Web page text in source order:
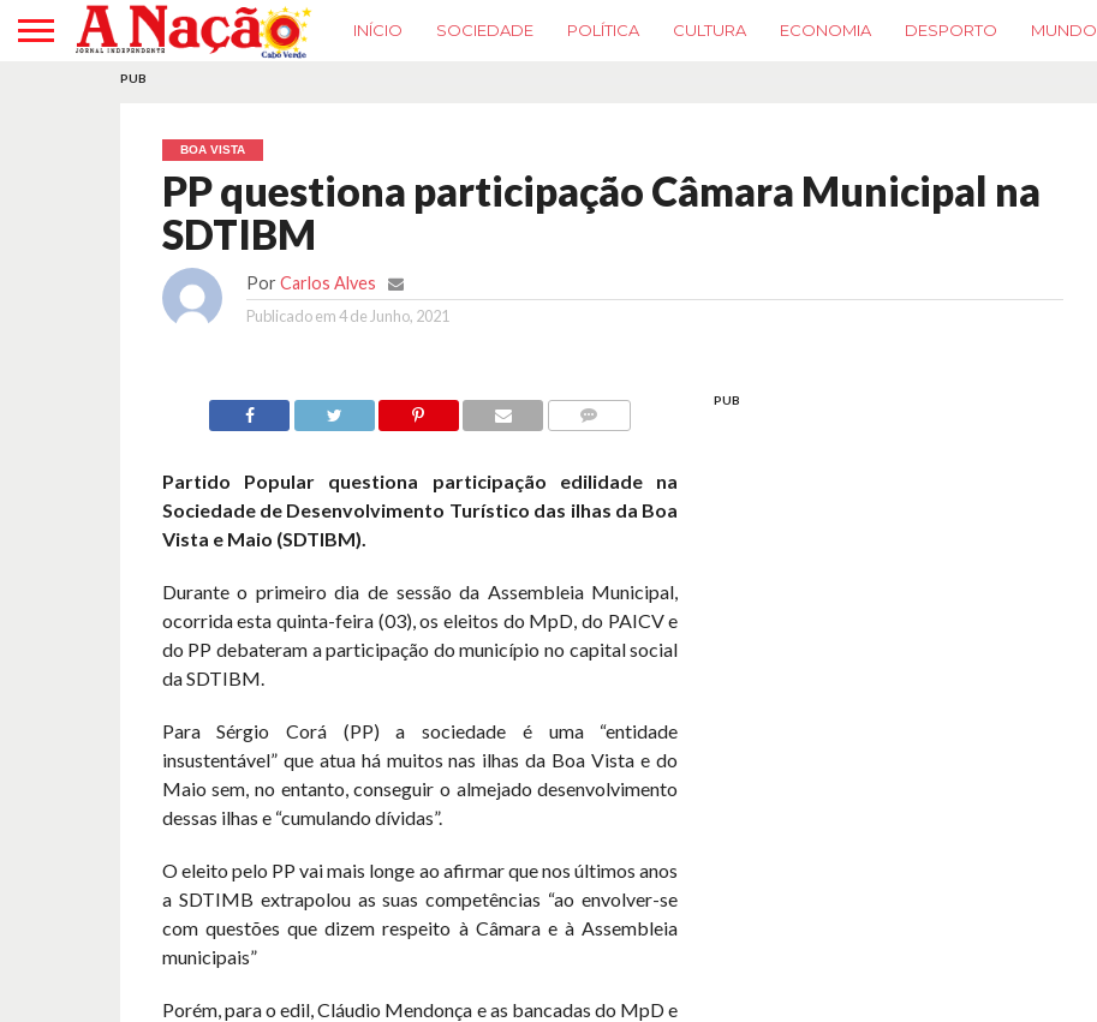
INÍCIO SOCIEDADE POLÍTICA CULTURA ECONOMIA DESPORTO MUNDO
PUB
BOA VISTA
PP questiona participação Câmara Municipal na
SDTIBM
Por Carlos Alves
Publicado em4 de Junho, 2021
Partido Popular questiona participação edilidade na
Sociedade de Desenvolvimento Turístico das ilhas da Boa
Vista e Maio (SDTIBM).
Durante o primeiro dia de sessão da Assembleia Municipal,
ocorrida esta quinta-feira (03), os eleitos do MpD, do PAICV e
do PP debateram a participação do município no capital social
da SDTIBM.
Para Sérgio Corá (PP) a sociedade é uma “entidade
insustentável” que atua há muitos nas ilhas da Boa Vista e do
Maio sem, no entanto, conseguir o almejado desenvolvimento
dessas ilhas e “cumulando dívidas”.
O eleito pelo PP vai mais longe ao afirmar que nos últimos anos
a SDTIMB extrapolou as suas competências “ao envolver-se
com questões que dizem respeito à Câmara e à Assembleia
municipais”
Porém, para o edil, Cláudio Mendonça e as bancadas do MpD e
PUB